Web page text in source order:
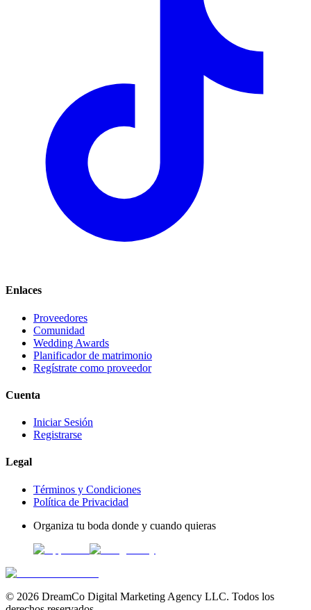
Enlaces
Proveedores
Comunidad
Wedding Awards
Planificador de matrimonio
Regístrate como proveedor
Cuenta
Iniciar Sesión
Registrarse
Legal
Términos y Condiciones
Política de Privacidad
Organiza tu boda donde y cuando quieras
© 2026 DreamCo Digital Marketing Agency LLC. Todos los